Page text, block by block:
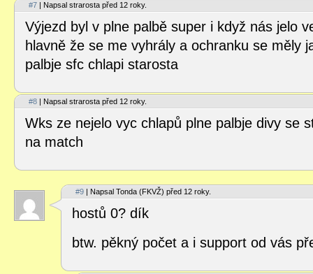
#7 | Napsal strarosta před 12 roky.
Výjezd byl v plne palbě super i když nás jelo
hlavně že se me vyhrály a ochranku se měly
palbje sfc chlapi starosta
#8 | Napsal strarosta před 12 roky.
Wks ze nejelo vyc chlapů plne palbje divy se
na match
#9 | Napsal Tonda (FKVŽ) před 12 roky.
hostů 0? dík
btw. pěkný počet a i support od vás